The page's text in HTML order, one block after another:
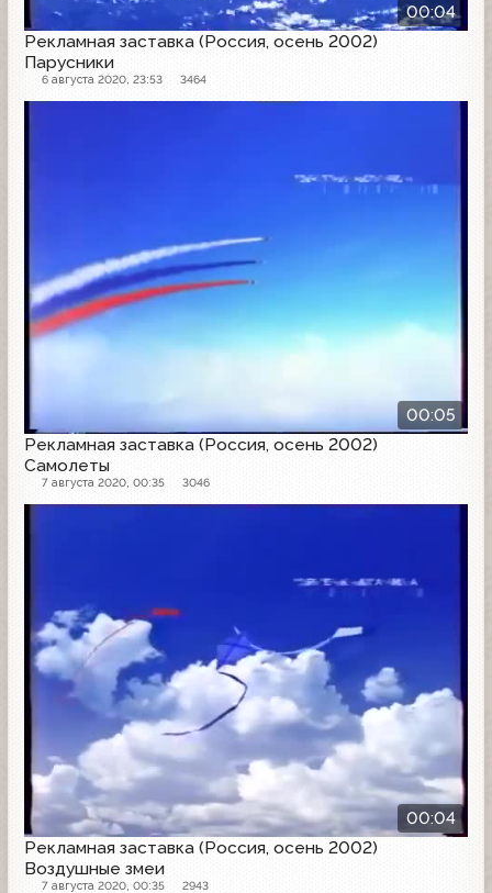
00:04
Рекламная заставка (Россия, осень 2002)
Парусники
6 августа 2020, 23:53 3464
00:05
Рекламная заставка (Россия, осень 2002)
Самолеты
7 августа 2020, 00:35 3046
00:04
Рекламная заставка (Россия, осень 2002)
Воздушные змеи
7 августа 2020, 00:35 2943